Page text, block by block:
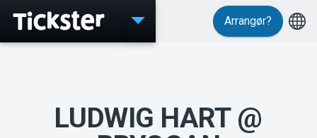
Arrangør?
LUDWIG HART @